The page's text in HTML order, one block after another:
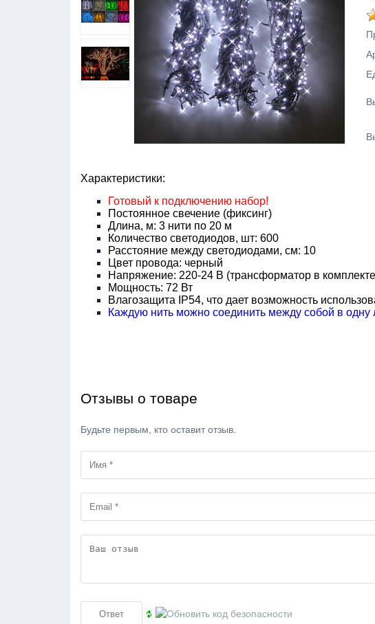
Характеристики:
Готовый к подключению набор!
Постоянное свечение (фиксинг)
Длина, м: 3 нити по 20 м
Количество светодиодов, шт: 600
Расстояние между светодиодами, см: 10
Цвет провода: черный
Напряжение: 220-24 В (трансформатор в
Мощность: 72 Вт
Влагозащита IP54, что дает возможность
Каждую нить можно соединить между собой в одну
Отзывы о товаре
Будьте первым, кто оставит отзыв.